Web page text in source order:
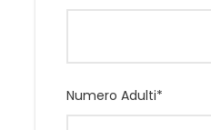
Numero Adulti*
pace dove ancora molte
luogo divenuto poi Sacro,
voce degli eventi